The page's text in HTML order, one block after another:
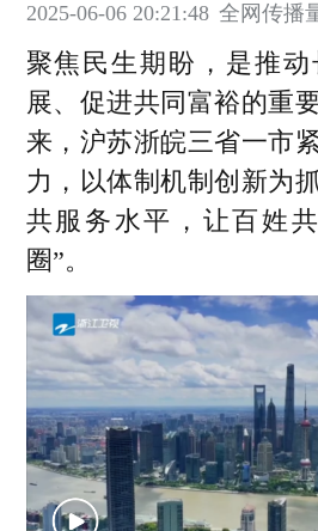
2025-06-06 20:21:48 全网传播
聚焦民生期盼，是推
展、促进共同富裕的重
来，沪苏浙皖三省一市
力，以体制机制创新为
共服务水平，让百姓
圈”。